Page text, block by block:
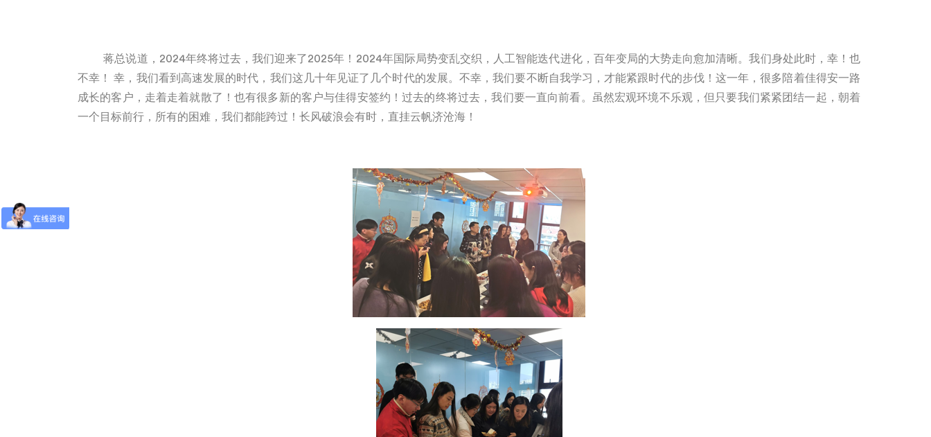
蒋总说道， 2024年终将过去，我们迎来了2025年！ 2024年国际局势变乱交织，人工智能迭代进化，百年变局的大势走向愈加清晰。我们身处此时，幸！也
不幸！ 幸，我们看到高速发展的时代，我们这几十年见证了几个时代的发展。不幸，我们要不断自我学习，才能紧跟时代的步伐！这一年，很多陪着佳得安一路
成长的客户，走着走着就散了！也有很多新的客户与佳得安签约！过去的终将过去，我们要一直向前看。虽然宏观环境不乐观，但只要我们紧紧团结一起，朝着
一个目标前行，所有的困难，我们都能跨过！ 长风破浪会有时，直挂云帆济沧海 ！